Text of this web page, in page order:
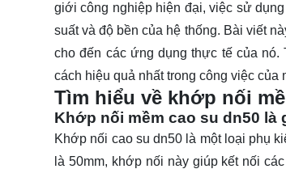
giới công nghiệp hiện đại, việc sử
suất và độ bền của hệ thống. Bài viết
cho đến các ứng dụng thực tế của
cách hiệu quả nhất trong công việc của
Tìm hiểu về khớp nối
Khớp nối mềm cao su dn50 là
Khớp nối cao su dn50 là một loại phụ
là 50mm, khớp nối này giúp kết nối